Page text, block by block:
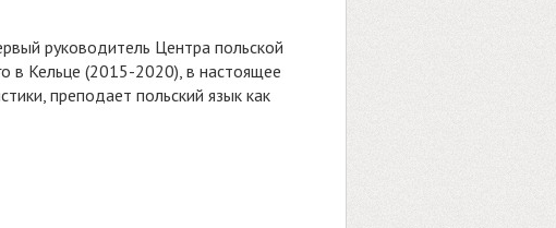
руководитель Центра польской
в Кельце (2015-2020), в настоящее
преподает польский язык как